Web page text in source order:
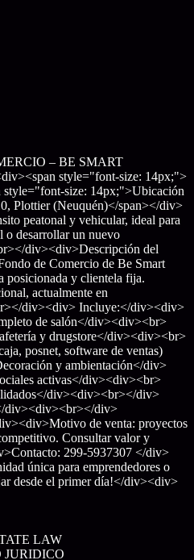
– BE SMART
style="font-size: 14px;">
size: 14px;">Ubicación
Plottier (Neuquén)</span></div>
peatonal y vehicular, ideal para
o desarrollar un nuevo
div><div>Descripción del
de Comercio de Be Smart
posicionada y clientela fija.
actualmente en
div><div> Incluye:</div><div>
de salón</div><div><br>
y drugstore</div><div><br>
posnet, software de ventas)
y ambientación</div>
activas</div><div><br>
div><div><br></div>
div><div><br></div>
de venta: proyectos
Consultar valor y
299-5937307 </div>
única para emprendedores o
desde el primer día!</div><div>
LAW